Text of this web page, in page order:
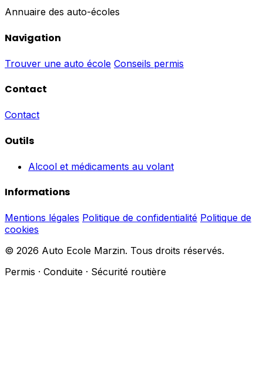
Annuaire des auto-écoles
Navigation
Trouver une auto école Conseils permis
Contact
Contact
Outils
Alcool et médicaments au volant
Informations
Mentions légales Politique de confidentialité Politique de
cookies
© 2026 Auto Ecole Marzin. Tous droits réservés.
Permis · Conduite · Sécurité routière